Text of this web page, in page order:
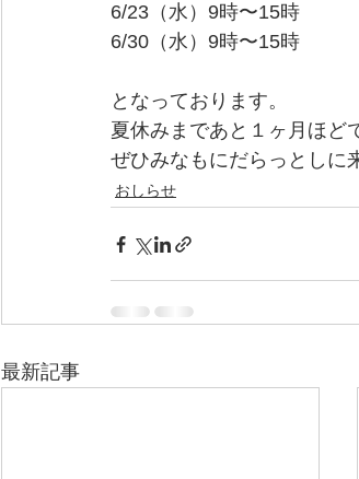
6/23（水）9時〜15時
6/30（水）9時〜15時
となっております。
夏休みまであと１ヶ月ほど
ぜひみなもにだらっとしに
おしらせ
最新記事